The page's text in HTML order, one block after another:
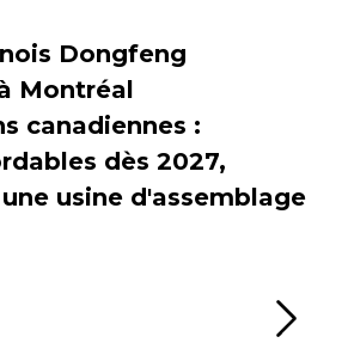
Dongfeng
Montréal
canadiennes :
dès 2027,
usine d'assemblage